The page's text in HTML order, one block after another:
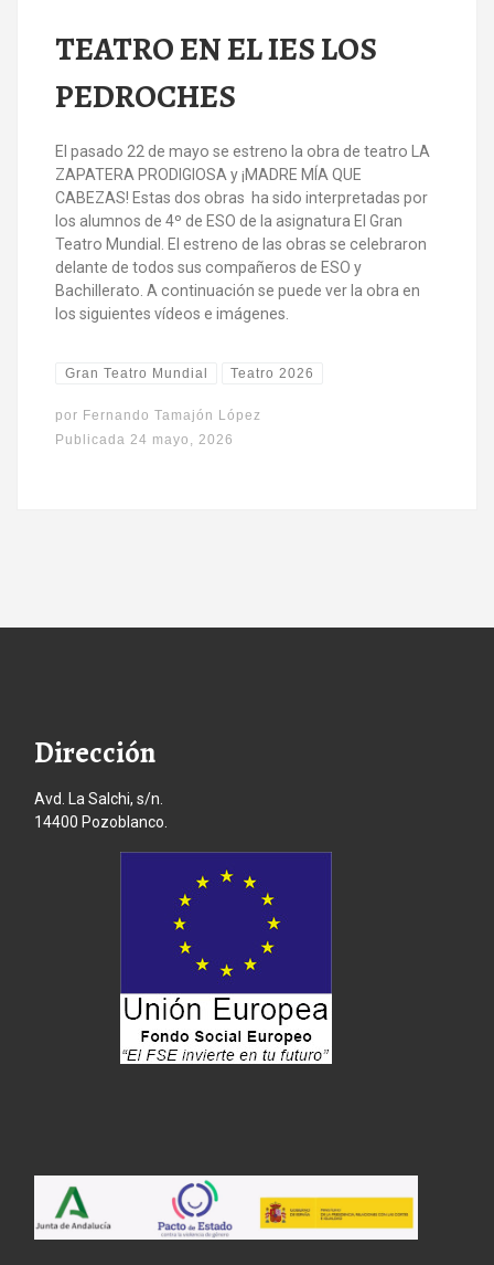
TEATRO EN EL IES LOS
PEDROCHES
El pasado 22 de mayo se estreno la obra de teatro LA
ZAPATERA PRODIGIOSA y ¡MADRE MÍA QUE
CABEZAS! Estas dos obras ha sido interpretadas por
los alumnos de 4º de ESO de la asignatura El Gran
Teatro Mundial. El estreno de las obras se celebraron
delante de todos sus compañeros de ESO y
Bachillerato. A continuación se puede ver la obra en
los siguientes vídeos e imágenes.
Gran Teatro Mundial Teatro 2026
por Fernando Tamajón López
Publicada 24 mayo, 2026
Dirección
Avd. La Salchi, s/n.
14400 Pozoblanco.